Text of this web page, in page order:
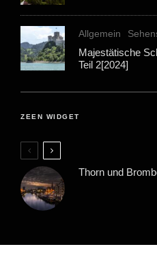
Allgemein
Majestätische
Teil 2[2024]
ZEEN WIDGET
Thorn und